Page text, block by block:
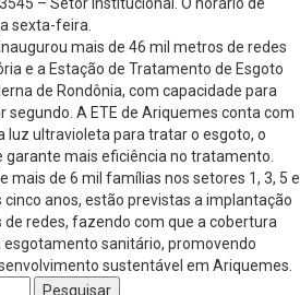
sexta-feira.
mais de 46 mil metros de redes
e a Estação de Tratamento de Esgoto
de Rondônia, com capacidade para
segundo. A ETE de Ariquemes conta com
luz ultravioleta para tratar o esgoto, o
garante mais eficiência no tratamento.
mais de 6 mil famílias nos setores 1, 3, 5 e
cinco anos, estão previstas a implantação
redes, fazendo com que a cobertura
esgotamento sanitário, promovendo
sustentável em Ariquemes.